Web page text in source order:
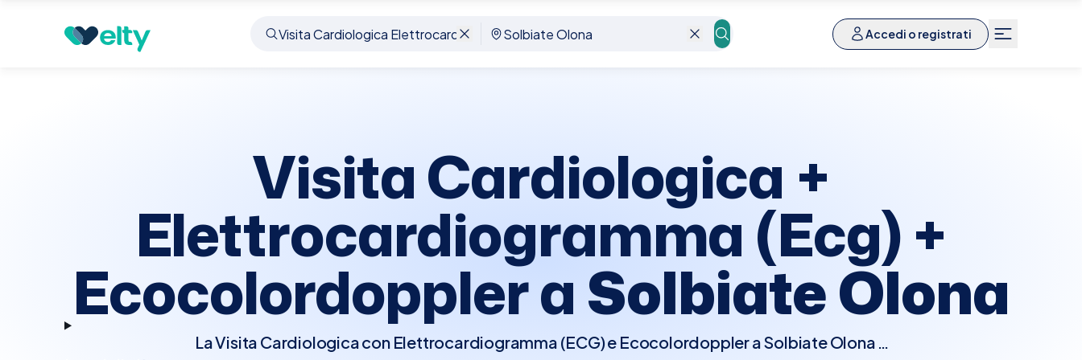
Accedi o registrati
Prenota visita Visita Cardiologica Elettrocardiogramma Ecg Ecocolordoppler Solbiate Olona
Visita Cardiologica +
Elettrocardiogramma (Ecg) +
Ecocolordoppler aSolbiate Olona
La Visita Cardiologica con Elettrocardiogramma (ECG) e Ecocolordoppler a Solbiate Olona è